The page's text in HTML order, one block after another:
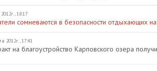
18:17
сомневаются в безопасности отдыхающих
2012г., 17:41
на благоустройство Карповского озера